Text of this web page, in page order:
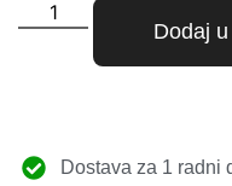
Dodaj
Dostava za 1 radni